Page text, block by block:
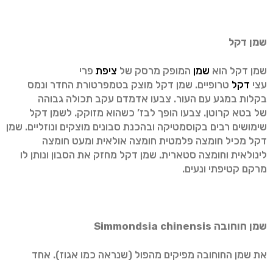
שמן דקל
שמן דקל הוא שמן המופק מרסק של ציפת פרי
עצי דקל טרופיים. שמן דקל מוצק בטמפרטורת החדר ונמס
בקלות במגע עם העור. צבעו אדמדם עקב תכולה גבוהה
של בטא קרוטן. צבעו הופך לבז’ כשהוא מזוקק. לשמן דקל
שימושים רבים בקוסמטיקה ובהכנת סבונים מוצקים ונוזליים. שמן
דקל מכיל חומצה פלמטית חומצה אולאית ומעט חומצה
לינולאית וחומצה סטארית. שמן דקל מחזק את הסבון ונותן לו
מרקם קטיפתי ונעים.
שמן חוחובה Simmondsia chinensis
את שמן החוחובה מפיקים מהפול (שנראה כמו אגוז). אחד